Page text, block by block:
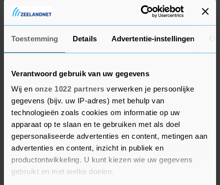
Toestemming Details Advertentie-instellingen
Verantwoord gebruik van uw gegevens
Wij en onze 1022 partners verwerken je persoonlijke
gegevens (bijv. uw IP-adres) met behulp van
technologieën zoals cookies om informatie op uw
apparaat op te slaan en te gebruiken met als doel
gepersonaliseerde advertenties en content, metingen aan
advertenties en content, inzicht in publiek en
productontwikkeling. U kunt kiezen wie uw gegevens
gebruikt en met welke doelen.
Eerder donderdag werd door het RIVM
bekendgemaakt dat het aantal mensen dat in
Nederland is overleden aan het coronavirus is
opgelopen tot 434.